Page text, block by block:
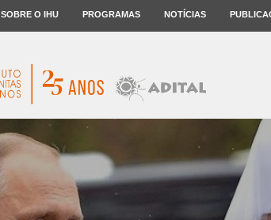
SOBRE O IHU PROGRAMAS NOTÍCIAS